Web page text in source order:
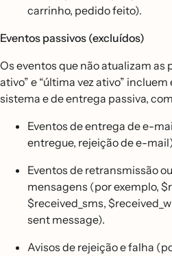
carrinho, pedido feito).
Eventos passivos (excluídos)
Os eventos que não atualizam as
ativo” e “última vez ativo”
sistema e de entrega passiva,
Eventos de entrega de e-
entregue, rejeição de e-
Eventos de retransmissão
mensagens (por exemplo,
$received_sms,
sent message).
Avisos de rejeição e falha